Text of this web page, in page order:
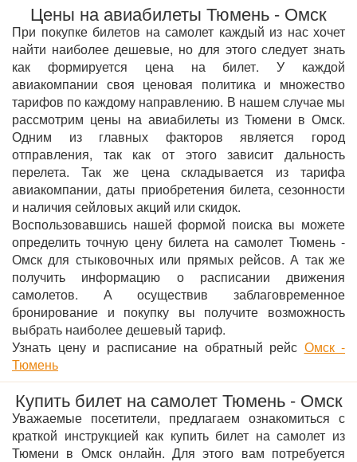
Цены на авиабилеты Тюмень - Омск
При покупке билетов на самолет каждый из нас хочет
найти наиболее дешевые, но для этого следует знать
как формируется цена на билет. У каждой
авиакомпании своя ценовая политика и множество
тарифов по каждому направлению. В нашем случае мы
рассмотрим цены на авиабилеты из Тюмени в Омск.
Одним из главных факторов является город
отправления, так как от этого зависит дальность
перелета. Так же цена складывается из тарифа
авиакомпании, даты приобретения билета, сезонности
и наличия сейловых акций или скидок.
Воспользовавшись нашей формой поиска вы можете
определить точную цену билета на самолет Тюмень -
Омск для стыковочных или прямых рейсов. А так же
получить информацию о расписании движения
самолетов. А осуществив заблаговременное
бронирование и покупку вы получите возможность
выбрать наиболее дешевый тариф.
Узнать цену и расписание на обратный рейс Омск -
Тюмень
Купить билет на самолет Тюмень - Омск
Уважаемые посетители, предлагаем ознакомиться с
краткой инструкцией как купить билет на самолет из
Тюмени в Омск онлайн. Для этого вам потребуется